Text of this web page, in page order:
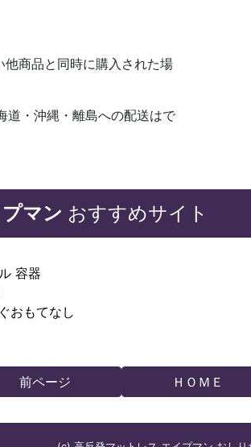
商品と同時に購入された場
・沖縄・離島への配送はで
マン おすすめサイト
容器
おもてなし
前ページ ＨＯＭＥ